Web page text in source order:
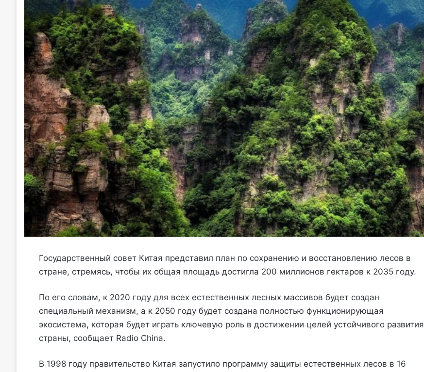
Государственный совет Китая представил план по сохранению и восстановлению лесов в
стране, стремясь, чтобы их общая площадь достигла 200 миллионов гектаров к 2035 году.
По его словам, к 2020 году для всех естественных лесных массивов будет создан
специальный механизм, а к 2050 году будет создана полностью функционирующая
экосистема, которая будет играть ключевую роль в достижении целей устойчивого развития
страны, сообщает Radio China.
В 1998 году правительство Китая запустило программу защиты естественных лесов в 16